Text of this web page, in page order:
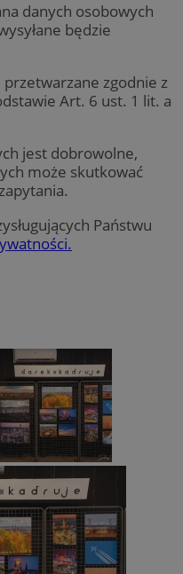
danych osobowych
będzie
zgodnie z
Art. 6 ust. 1 lit. a
jest dobrowolne,
może skutkować
Państwu